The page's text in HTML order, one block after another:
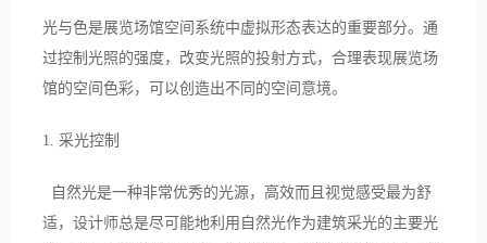
光与色是展览场馆空间系统中虚拟形态表达的重要部分。通
过控制光照的强度，改变光照的投射方式，合理表现展览场
馆的空间色彩，可以创造出不同的空间意境。
1. 采光控制
自然光是一种非常优秀的光源，高效而且视觉感受最为舒
适，设计师总是尽可能地利用自然光作为建筑采光的主要光